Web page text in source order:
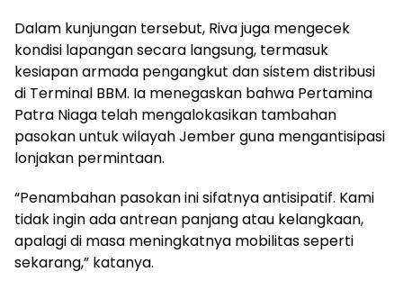
Dalam kunjungan tersebut, Riva juga mengecek
kondisi lapangan secara langsung, termasuk
kesiapan armada pengangkut dan sistem distribusi
di Terminal BBM. Ia menegaskan bahwa Pertamina
Patra Niaga telah mengalokasikan tambahan
pasokan untuk wilayah Jember guna mengantisipasi
lonjakan permintaan.
“Penambahan pasokan ini sifatnya antisipatif. Kami
tidak ingin ada antrean panjang atau kelangkaan,
apalagi di masa meningkatnya mobilitas seperti
sekarang,” katanya.